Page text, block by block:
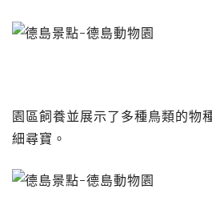
園區飼養並展示了多種鳥類的物
細尋寶。